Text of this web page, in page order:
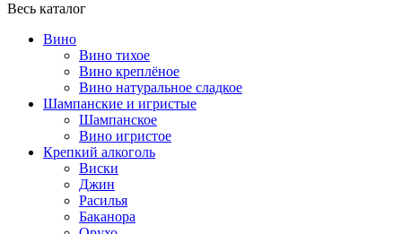
Весь каталог
Вино
Вино тихое
Вино креплёное
Вино натуральное сладкое
Шампанские и игристые
Шампанское
Вино игристое
Крепкий алкоголь
Виски
Джин
Расилья
Баканора